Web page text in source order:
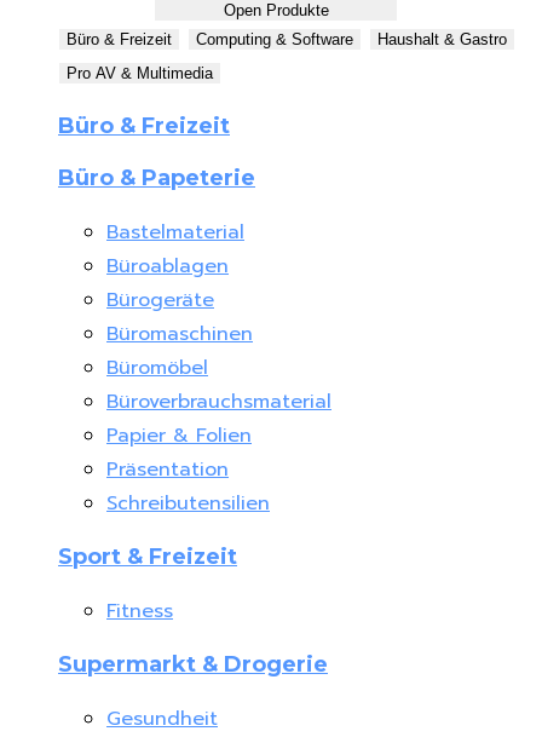
Open Produkte
Büro & Freizeit
Computing & Software
Haushalt & Gastro
Pro AV & Multimedia
Büro & Freizeit
Büro & Papeterie
Bastelmaterial
Büroablagen
Bürogeräte
Büromaschinen
Büromöbel
Büroverbrauchsmaterial
Papier & Folien
Präsentation
Schreibutensilien
Sport & Freizeit
Fitness
Supermarkt & Drogerie
Gesundheit